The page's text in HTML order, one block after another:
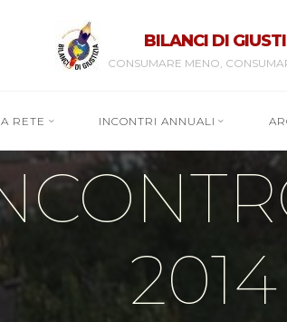
BILANCI DI
CONSUMARE MENO,
RETE INCONTRI ANNUALI
Lettere mensili
2014